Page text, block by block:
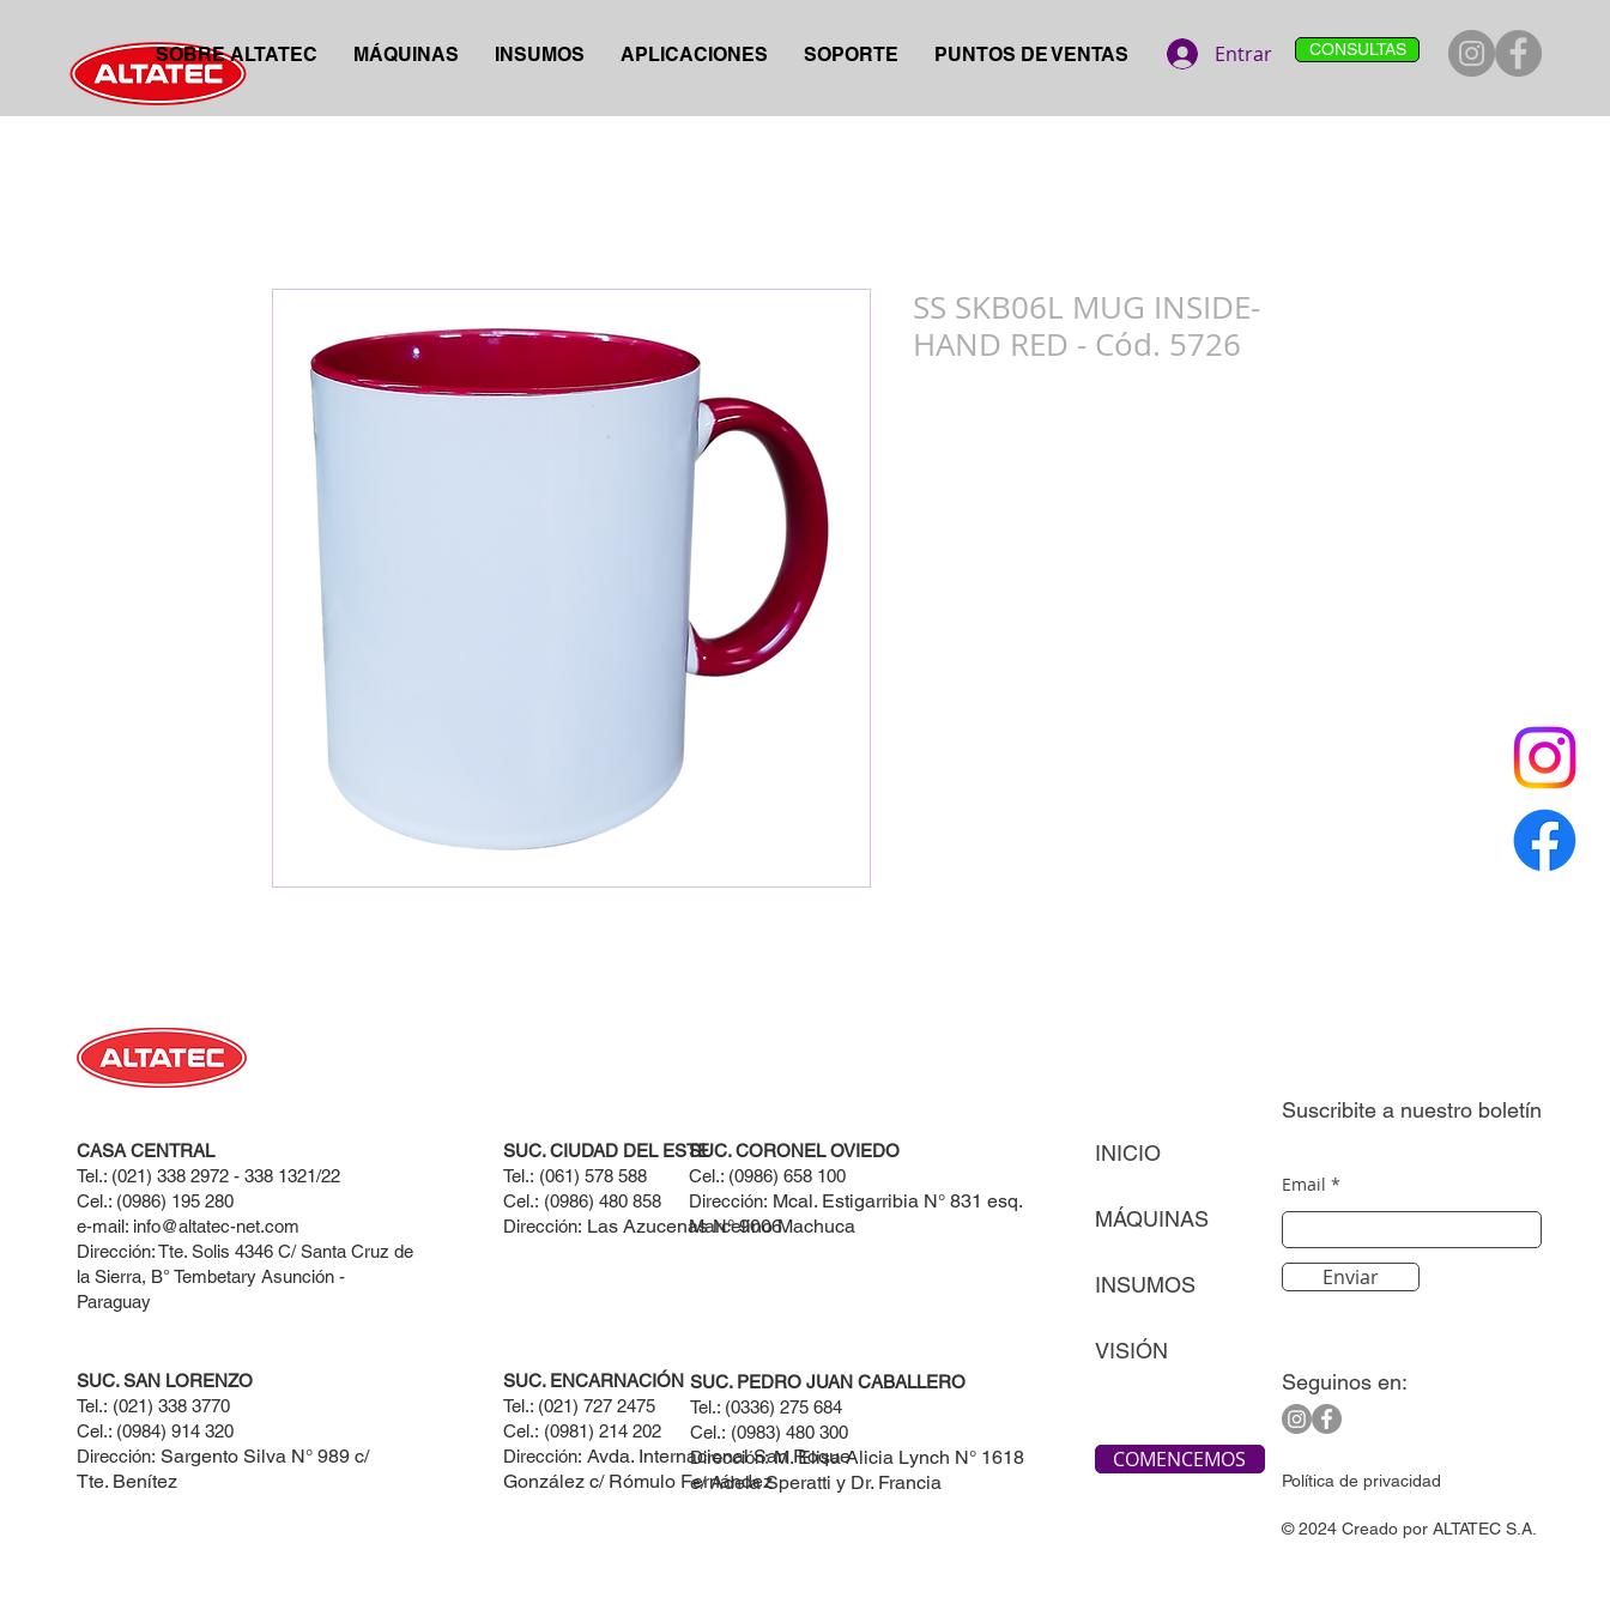
SOBRE ALTATEC MÁQUINAS INSUMOS APLICACIONES SOPORTE PUNTOS DE VENTAS Entrar CONSULTAS
SS SKB06L MUG INSIDE-
HAND RED - Cód. 5726
CASA CENTRAL
Tel.: (021) 338 2972 - 338 1321/22
Cel.: (0986) 195 280
e-mail: info@altatec-net.com
Dirección: Tte. Solis 4346 C/ Santa Cruz de
la Sierra, B° Tembetary Asunción -
Paraguay
SUC. CIUDAD DEL ESTE
Tel.: (061) 578 588​
Cel.: (0986) 480 858
Dirección: Las Azucenas N° 9006
SUC. SAN LORENZO
Tel.: (021) 338 3770​
Cel.: ​(0984) 914 320
Dirección: Sargento Silva N° 989 c/
Tte. Benítez
SUC. ENCARNACIÓN
Tel.: (021) 727 2475
Cel.: (0981) 214 202
Dirección: Avda. Internacional San Roque
González c/ Rómulo Fernández
COMENCEMOS
INICIO
MÁQUINAS
INSUMOS
VISIÓN
Suscribite a nuestro boletín
Email
Enviar
Seguinos en:
Política de privacidad
© 2024 Creado por ALTATEC S.A.
SUC. PEDRO JUAN CABALLERO
Tel.: (0336) 275 684
Cel.: (0983) 480 300
Dirección:M. Elisa Alicia Lynch N° 1618
e/ Adela Speratti y Dr. Francia
SUC. CORONEL OVIEDO
Cel.: (0986) 658 100
Dirección: Mcal. Estigarribia N° 831 esq.
Marcelino Machuca